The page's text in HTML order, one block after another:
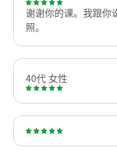
谢谢你的课。我跟你
照。
40代 女性